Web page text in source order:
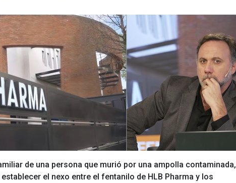
de una persona que murió por una ampolla contaminada,
el nexo entre el fentanilo de HLB Pharma y los